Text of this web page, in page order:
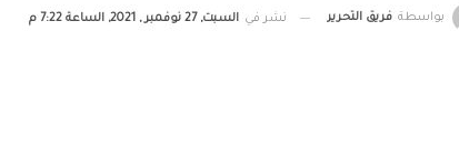
بواسطة فريق التحرير نشر في السبت, 27 نوفمبر , 2021, الساعة 7:22 م